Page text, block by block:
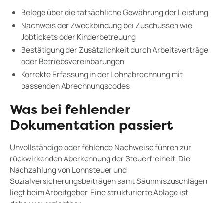
Belege über die tatsächliche Gewährung der Leistung
Nachweis der Zweckbindung bei Zuschüssen wie
Jobtickets oder Kinderbetreuung
Bestätigung der Zusätzlichkeit durch Arbeitsverträge
oder Betriebsvereinbarungen
Korrekte Erfassung in der Lohnabrechnung mit
passenden Abrechnungscodes
Was bei fehlender
Dokumentation passiert
Unvollständige oder fehlende Nachweise führen zur
rückwirkenden Aberkennung der Steuerfreiheit. Die
Nachzahlung von Lohnsteuer und
Sozialversicherungsbeiträgen samt Säumniszuschlägen
liegt beim Arbeitgeber. Eine strukturierte Ablage ist